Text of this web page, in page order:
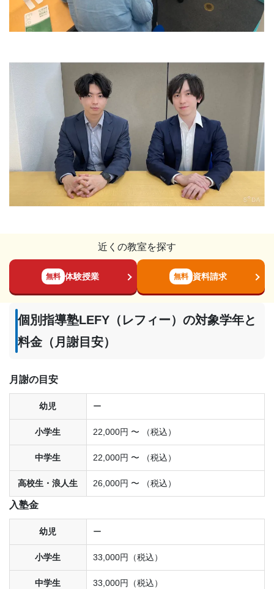
近くの教室を探す
無料 体験授業 無料 資料請求
個別指導塾LEFY（レフィー）の対象学年と
料金（月謝目安）
月謝の目安
幼児 ー
小学生 22,000円 〜 （税込）
中学生 22,000円 〜 （税込）
高校生・浪人生 26,000円 〜 （税込）
入塾金
幼児 ー
小学生 33,000円（税込）
中学生 33,000円（税込）